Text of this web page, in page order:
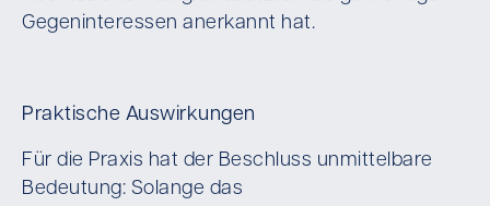
Gegeninteressen anerkannt hat.
Praktische Auswirkungen
Für die Praxis hat der Beschluss unmittelbare
Bedeutung: Solange das